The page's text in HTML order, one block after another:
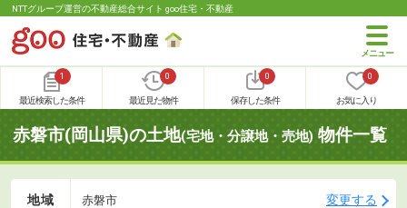
NTTグループ運営の不動産総合サイト goo住宅・不動産
1
最近検索した条件
0
最近見た物件
0
保存した条件
0
お気に入り
赤磐市(岡山県)の土地(宅地・分譲地・売地) 物件一覧
地域 赤磐市 変更する